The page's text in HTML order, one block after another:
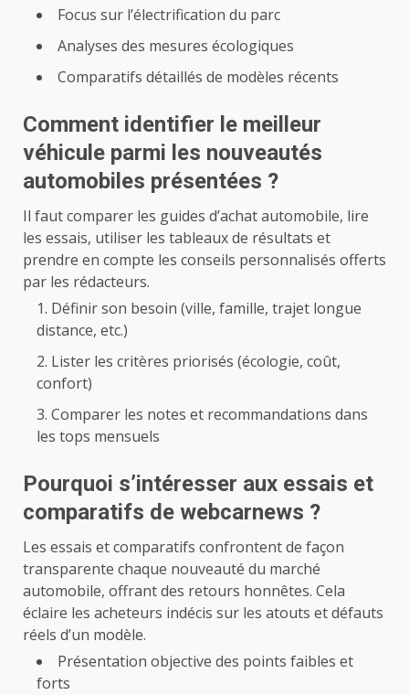
Focus sur l’électrification du parc
Analyses des mesures écologiques
Comparatifs détaillés de modèles récents
Comment identifier le meilleur
véhicule parmi les nouveautés
automobiles présentées ?
Il faut comparer les guides d’achat automobile, lire
les essais, utiliser les tableaux de résultats et
prendre en compte les conseils personnalisés offerts
par les rédacteurs.
Définir son besoin (ville, famille, trajet longue
distance, etc.)
Lister les critères priorisés (écologie, coût,
confort)
Comparer les notes et recommandations dans
les tops mensuels
Pourquoi s’intéresser aux essais et
comparatifs de webcarnews ?
Les essais et comparatifs confrontent de façon
transparente chaque nouveauté du marché
automobile, offrant des retours honnêtes. Cela
éclaire les acheteurs indécis sur les atouts et défauts
réels d’un modèle.
Présentation objective des points faibles et
forts